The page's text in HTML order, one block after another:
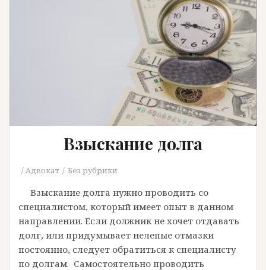
Взыскание долга
Адвокат Без рубрики
Взыскание долга нужно проводить со
специалистом, который имеет опыт в данном
направлении. Если должник не хочет отдавать
долг, или придумывает нелепые отмазки
постоянно, следует обратиться к специалисту
по долгам. Самостоятельно проводить